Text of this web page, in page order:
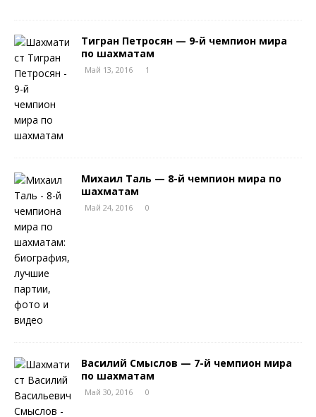
Тигран Петросян — 9-й чемпион мира
по шахматам
Май 13, 2016 1
Михаил Таль — 8-й чемпион мира по
шахматам
Май 24, 2016 0
Василий Смыслов — 7-й чемпион мира
по шахматам
Май 30, 2016 0